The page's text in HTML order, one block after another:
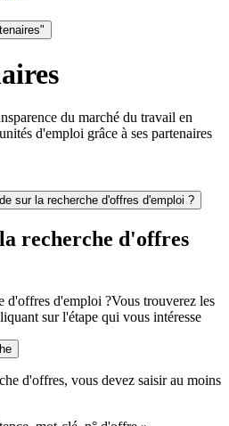
du marché du travail en
d'emploi grâce à ses partenaires
sur la recherche d'offres d'emploi ?
recherche d'offres
d'offres d'emploi ?Vous trouverez les
sur l'étape qui vous intéresse
d'offres, vous devez saisir au moins